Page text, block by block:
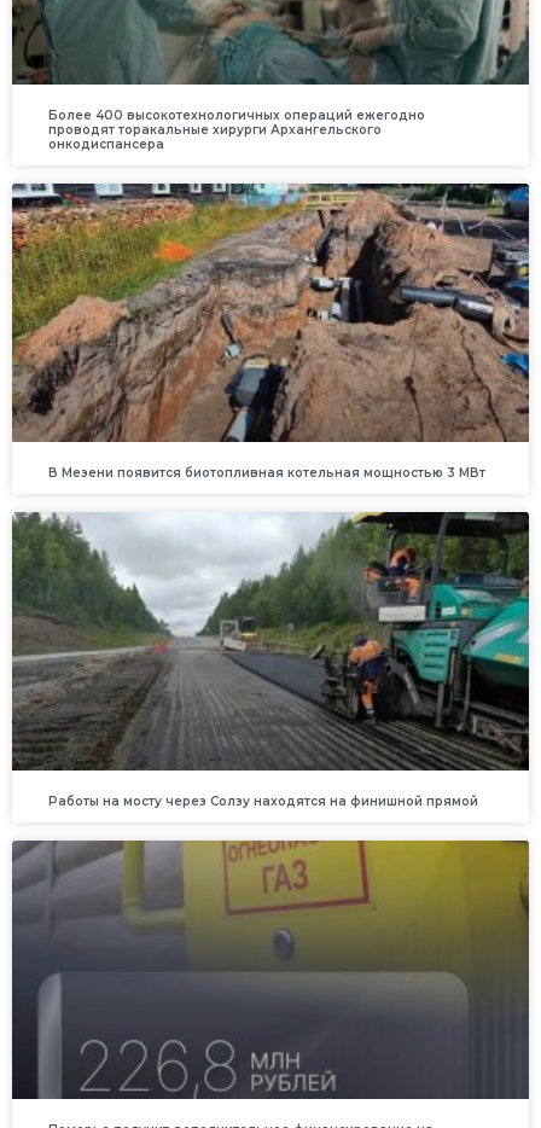
Более 400 высокотехнологичных операций ежегодно
проводят торакальные хирурги Архангельского
онкодиспансера
В Мезени появится биотопливная котельная мощностью 3 МВт
Работы на мосту через Солзу находятся на финишной прямой